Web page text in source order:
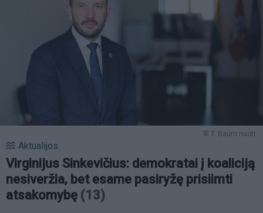
© T. Bauro nuotr.
Aktualijos
Virginijus Sinkevičius: demokratai į koaliciją
nesiveržia, bet esame pasiryžę prisiimti
atsakomybę (13)